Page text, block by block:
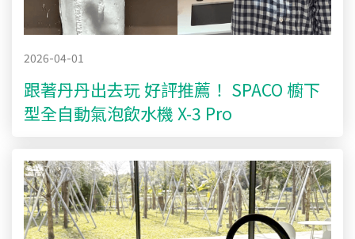
2026-04-01
跟著丹丹出去玩 好評推薦！ SPACO 櫥下
型全自動氣泡飲水機 X-3 Pro